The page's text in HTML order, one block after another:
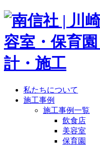
私たちについて
施工事例
施工事例一覧
飲食店
美容室
保育園